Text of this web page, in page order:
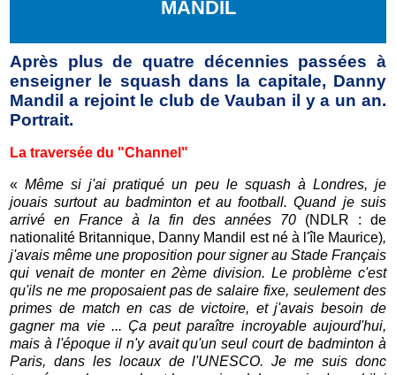
MANDIL
Après plus de quatre décennies passées à
enseigner le squash dans la capitale, Danny
Mandil a rejoint le club de Vauban il y a un an.
Portrait.
La traversée du "Channel"
« Même si j'ai pratiqué un peu le squash à Londres, je
jouais surtout au badminton et au football. Quand je suis
arrivé en France à la fin des années 70 (NDLR : de
nationalité Britannique, Danny Mandil est né à l'île Maurice),
j'avais même une proposition pour signer au Stade Français
qui venait de monter en 2ème division. Le problème c'est
qu'ils ne me proposaient pas de salaire fixe, seulement des
primes de match en cas de victoire, et j'avais besoin de
gagner ma vie ... Ça peut paraître incroyable aujourd'hui,
mais à l'époque il n'y avait qu'un seul court de badminton à
Paris, dans les locaux de l'UNESCO. Je me suis donc